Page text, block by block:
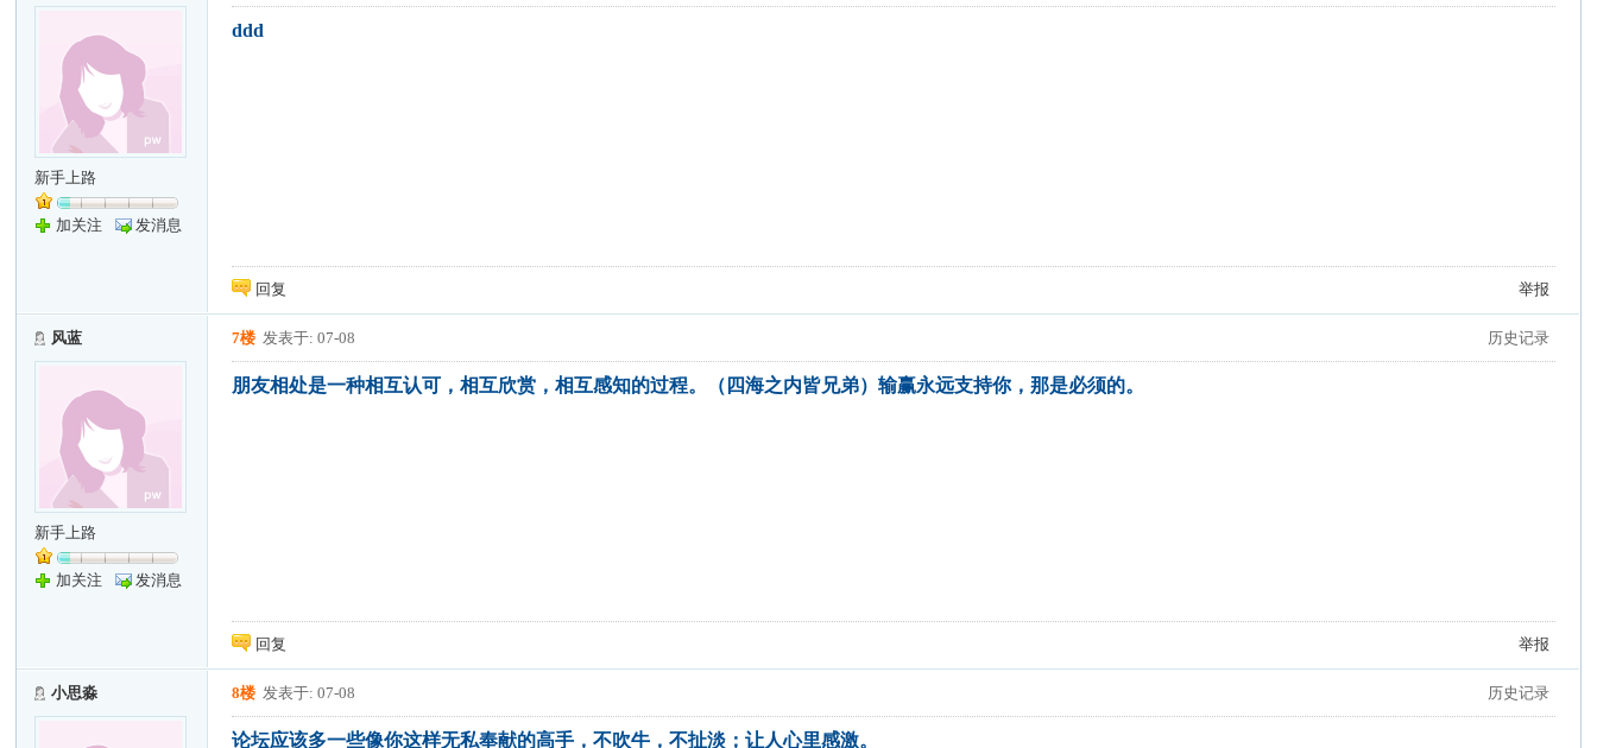
新手上路
加关注 发消息
ddd
回复 举报
风蓝
新手上路
加关注 发消息
历史记录
7楼 发表于: 07-08
朋友相处是一种相互认可，相互欣赏，相互感知的过程。（四海之内皆兄弟）输赢永远支持你，那是必须的。
回复 举报
小思淼 历史记录
8楼 发表于: 07-08
论坛应该多一些像你这样无私奉献的高手，不吹牛，不扯淡；让人心里感激。